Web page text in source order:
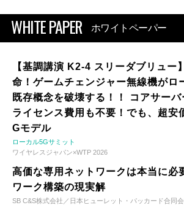
WHITE PAPER ホワイトペーパー
【基調講演 K2-4 スリーダブリュー
命！ゲームチェンジャー無線機がロ
既存概念を破壊する！！ コアサー
ライセンス費用も不要！でも、超
Gモデル
ローカル5Gサミット
ワイヤレスジャパン×WTP 2026
高価な専用ネットワークは本当に必
ワーク構築の現実解
SB C&S株式会社／日本ヒューレット・パッカード合同